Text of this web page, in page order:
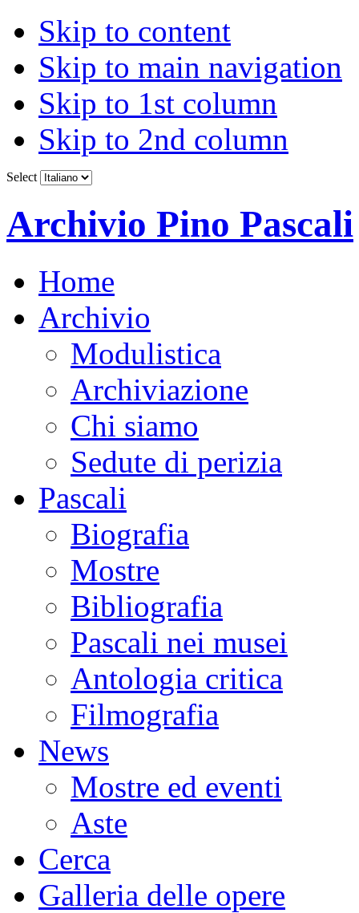
Skip to content
Skip to main navigation
Skip to 1st column
Skip to 2nd column
Select
Archivio Pino Pascali
Home
Archivio
Modulistica
Archiviazione
Chi siamo
Sedute di perizia
Pascali
Biografia
Mostre
Bibliografia
Pascali nei musei
Antologia critica
Filmografia
News
Mostre ed eventi
Aste
Cerca
Galleria delle opere